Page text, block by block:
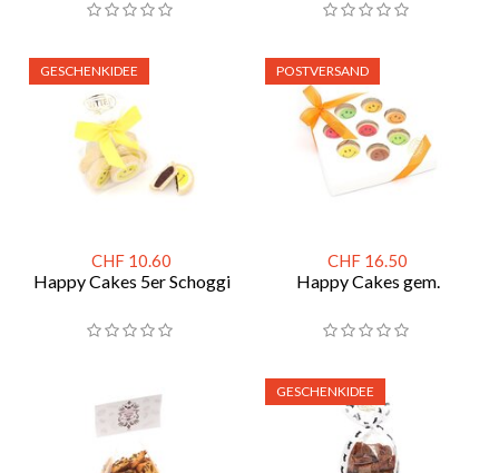
CHF 10.60
Happy Cakes 5er Schoggi
GESCHENKIDEE
CHF 16.50
Happy Cakes gem.
POSTVERSAND
GESCHENKIDEE